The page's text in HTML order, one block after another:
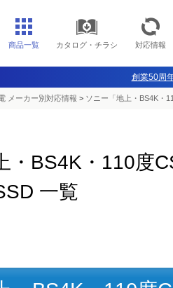
商品一覧 カタログ・チラシ 対応情報
創業50周
メーカー別対応情報 > ソニー「地上・BS4K・
・BS4K・110度
一覧